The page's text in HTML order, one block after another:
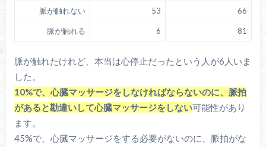
脈が触れない 53 66
脈が触れる 6 81
脈が触れたけれど、本当は心停止だったという人が6人いま
した。
10%で、心臓マッサージをしなければならないのに、脈拍
があると勘違いして心臓マッサージをしない可能性があり
ます。
45%で、心臓マッサージをする必要がないのに、脈拍がな